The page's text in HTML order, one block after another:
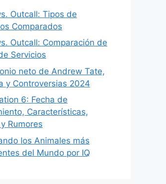
Outcall: Tipos de
Comparados
Outcall: Comparación de
Servicios
neto de Andrew Tate,
y Controversias 2024
6: Fecha de
Características,
Rumores
los Animales más
del Mundo por IQ